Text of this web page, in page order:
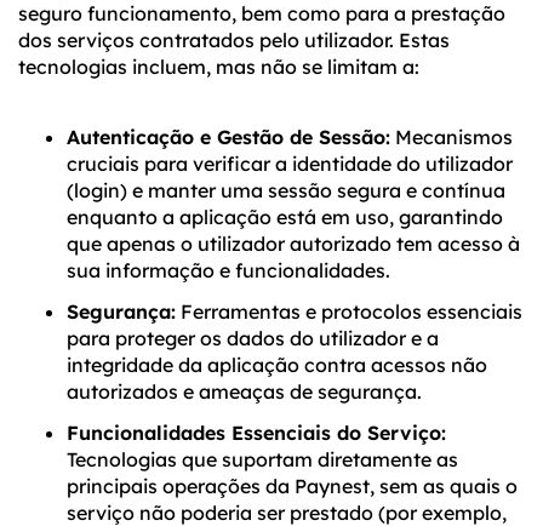
seguro funcionamento, bem como para a prestação
dos serviços contratados pelo utilizador. Estas
tecnologias incluem, mas não se limitam a:
Autenticação e Gestão de Sessão: Mecanismos
cruciais para verificar a identidade do utilizador
(login) e manter uma sessão segura e contínua
enquanto a aplicação está em uso, garantindo
que apenas o utilizador autorizado tem acesso à
sua informação e funcionalidades.
Segurança: Ferramentas e protocolos essenciais
para proteger os dados do utilizador e a
integridade da aplicação contra acessos não
autorizados e ameaças de segurança.
Funcionalidades Essenciais do Serviço:
Tecnologias que suportam diretamente as
principais operações da Paynest, sem as quais o
serviço não poderia ser prestado (por exemplo,